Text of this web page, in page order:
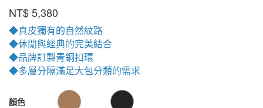
90-
0
品牌 PEPPER'S
NT$5,380
◆真皮獨有的自然紋路
◆休閒與經典的完美結合
◆品牌訂製青銅扣環
◆多層分隔滿足大包分類的需求
GOODS000000000000001977410
顏色